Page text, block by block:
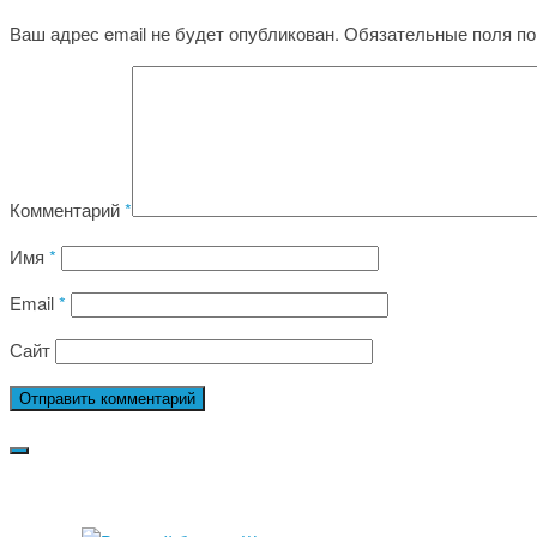
Ваш адрес email не будет опубликован. Обязательные поля
Комментарий*
Имя *
Email*
Сайт